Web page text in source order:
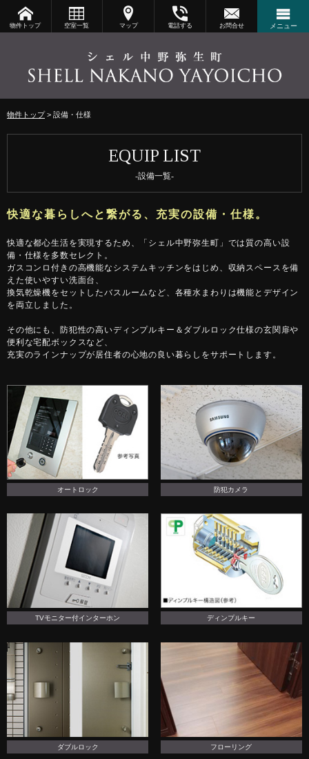
物件トップ 空室一覧 マップ 電話する お問合せ メニュー
物件トップ 設備・仕様
-設備一覧-
快適な都心生活を実現するため、「シェル中野弥生町」では質の高い設
備・仕様を多数セレクト。
ガスコンロ付きの高機能なシステムキッチンをはじめ、収納スペースを備
えた使いやすい洗面台、
換気乾燥機をセットしたバスルームなど、各種水まわりは機能とデザイン
を両立しました。
その他にも、防犯性の高いディンプルキー＆ダブルロック仕様の玄関扉や
便利な宅配ボックスなど、
充実のラインナップが居住者の心地の良い暮らしをサポートします。
オートロック 防犯カメラ
TVモニター付インターホン ディンプルキー
ダブルロック フローリング